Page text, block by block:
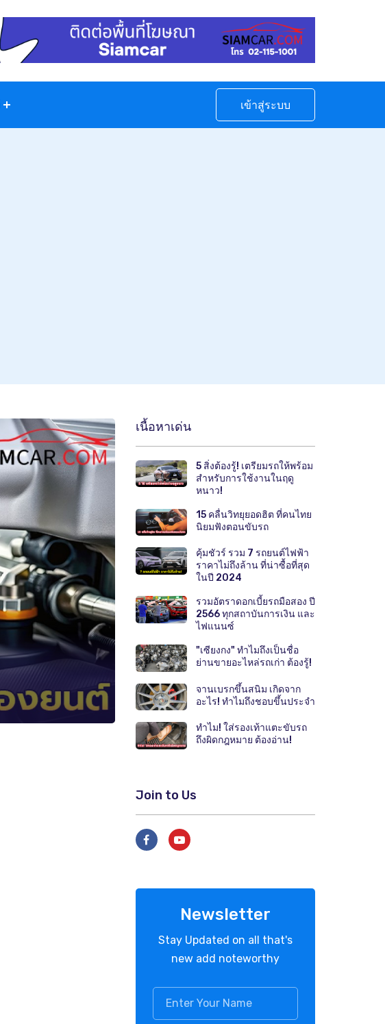
เข้าสู่ระบบ
เนื้อหาเด่น
5 สิ่งต้องรู้! เตรียมรถให้พร้อม
สำหรับการใช้งานในฤดู
หนาว!
15 คลื่นวิทยุยอดฮิต ที่คนไทย
นิยมฟังตอนขับรถ
คุ้มชัวร์ รวม 7 รถยนต์ไฟฟ้า
ราคาไม่ถึงล้าน ที่น่าซื้อที่สุด
ในปี 2024
รวมอัตราดอกเบี้ยรถมือสอง ปี
2566 ทุกสถาบันการเงิน และ
ไฟแนนซ์
"เซียงกง" ทำไมถึงเป็นชื่อ
ย่านขายอะไหล่รถเก่า ต้องรู้!
จานเบรกขึ้นสนิม เกิดจาก
อะไร! ทำไมถึงชอบขึ้นประจำ
ทำไม! ใส่รองเท้าแตะขับรถ
ถึงผิดกฎหมาย ต้องอ่าน!
Join to Us
Newsletter
Stay Updated on all that's
new add noteworthy